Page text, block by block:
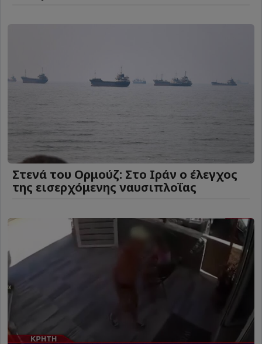
Στενά του Ορμούζ: Στο Ιράν ο έλεγχος
της εισερχόμενης ναυσιπλοΐας